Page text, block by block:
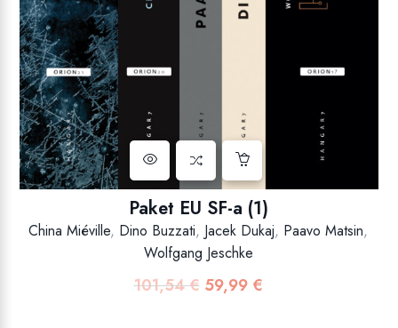
Paket EU SF-a (1)
China Miéville, Dino Buzzati, Jacek Dukaj, Paavo Matsin,
Wolfgang Jeschke
101,54€ Izvorna
59,99 €Trenutna